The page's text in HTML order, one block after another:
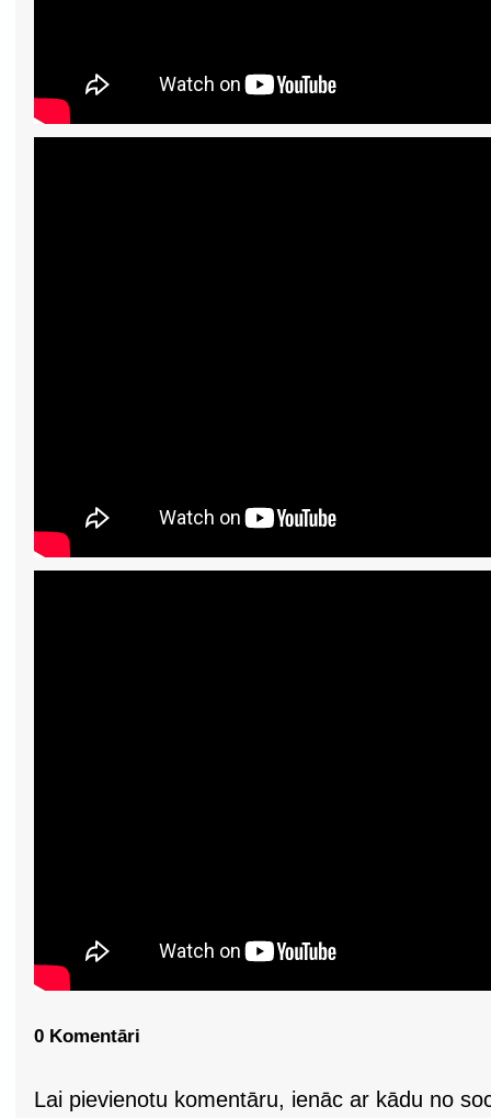
0 Komentāri
Lai pievienotu komentāru, ienāc ar kādu no